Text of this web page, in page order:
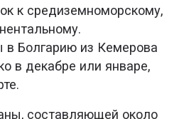
к средиземноморскому,
Болгарию из Кемерова
в декабре или январе,
составляющей около